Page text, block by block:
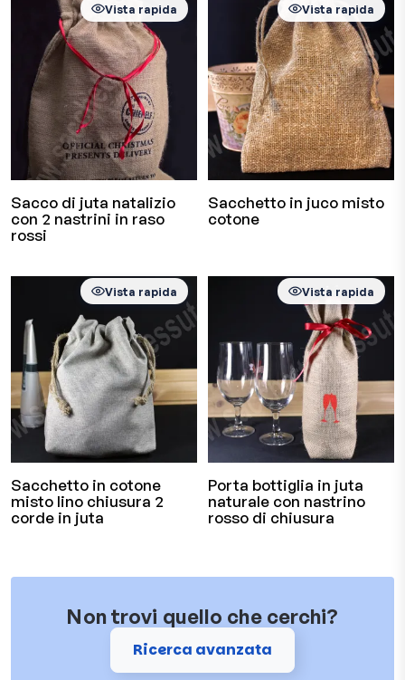
Sacco di juta natalizio
con 2 nastrini in raso
rossi
Vista rapida
Sacchetto in juco misto
cotone
Vista rapida
Sacchetto in cotone
misto lino chiusura 2
corde in juta
Vista rapida
Porta bottiglia in juta
naturale con nastrino
rosso di chiusura
Vista rapida
Non trovi quello che cerchi?
Ricerca avanzata